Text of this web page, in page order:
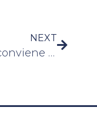
NEXT
¿Que conviene más ladrillo hueco o comun?